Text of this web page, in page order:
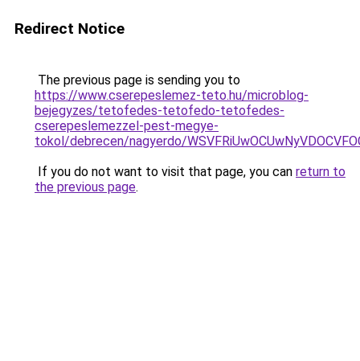
Redirect Notice
The previous page is sending you to
https://www.cserepeslemez-teto.hu/microblog-
bejegyzes/tetofedes-tetofedo-tetofedes-
cserepeslemezzel-pest-megye-
tokol/debrecen/nagyerdo/
If you do not want to visit that page, you can return to
the previous page.